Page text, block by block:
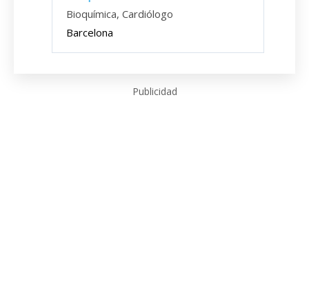
Bioquímica, Cardiólogo
Barcelona
Publicidad